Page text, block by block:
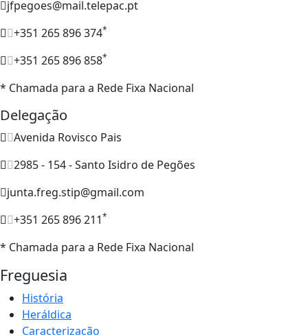
jfpegoes@mail.telepac.pt
+351 265 896 374*
+351 265 896 858*
* Chamada para a Rede Fixa Nacional
Delegação
Avenida Rovisco Pais
2985 - 154 - Santo Isidro de Pegões
junta.freg.stip@gmail.com
+351 265 896 211*
* Chamada para a Rede Fixa Nacional
Freguesia
História
Heráldica
Caracterização